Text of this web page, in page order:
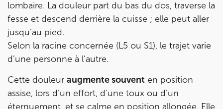
lombaire. La douleur part du bas du dos, traverse la
fesse et descend derrière la cuisse ; elle peut aller
jusqu’au pied.
Selon la racine concernée (L5 ou S1), le trajet varie
d’une personne à l’autre.
Cette douleur augmente souvent en position
assise, lors d’un effort, d’une toux ou d’un
éternuement, et se calme en position allongée. Elle
Prenez RDV sur
Prenez RDV sur
IK PARIS 17 – VILLIERS
68 Av. de Villiers 75017 Paris
68 Av. de Villiers 75017 Paris
01 44 90 90 40